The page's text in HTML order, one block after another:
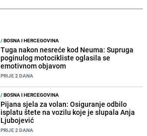
/BOSNA I HERCEGOVINA
Tuga nakon nesreće kod Neuma: Supruga
poginulog motocikliste oglasila se
emotivnom objavom
PRIJE 2 DANA
/BOSNA I HERCEGOVINA
Pijana sjela za volan: Osiguranje odbilo
isplatu štete na vozilu koje je slupala Anja
Ljubojević
PRIJE 2 DANA